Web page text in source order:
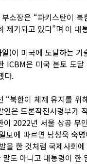
소장은 “파키스탄이
제기되고 있다”며 이
)이 미국에 도달하는
ICBM은 미국 본토 도
다.
“북한이 체제 유지를
은 드론작전사령부가
2022년 서울 상공
보에 따르면 남성욱 숙
을 한 것처럼 국제사회
도 아니고 대통령이